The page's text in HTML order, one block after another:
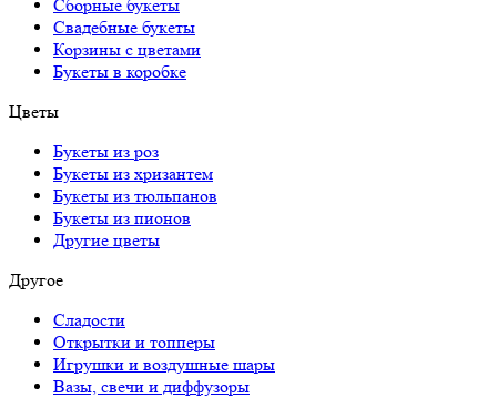
Сборные букеты
Свадебные букеты
Корзины с цветами
Букеты в коробке
Цветы
Букеты из роз
Букеты из хризантем
Букеты из тюльпанов
Букеты из пионов
Другие цветы
Другое
Сладости
Открытки и топперы
Игрушки и воздушные шары
Вазы, свечи и диффузоры